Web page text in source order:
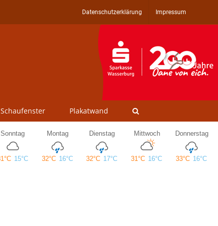
Datenschutzerklärung Impressum
Schaufenster Plakatwand